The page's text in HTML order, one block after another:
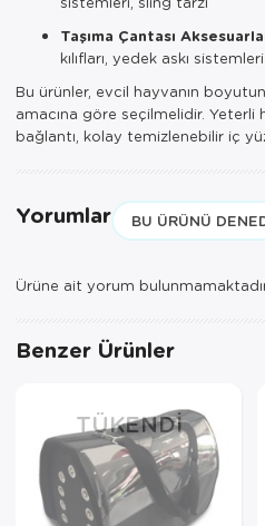
Taşıma Çantası
kılıfları, yedek askı sistemleri
Bu ürünler, evcil hayvanın
amacına göre seçilmelidir. Yeterli
bağlantı, kolay temizlenebilir iç
Yorumlar BU ÜRÜNÜ
Ürüne ait yorum
Benzer Ürünler
TÜKENDI